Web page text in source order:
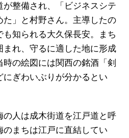
整備され、「ビジネスシテ
た」と村野さん。主導したの
知られる大久保長安。まち
まれ、守るに適した地に形成
の絵図には関西の銘酒「剣
ぎわいぶりが分かるとい
の人は成木街道を江戸道と呼
まちは江戸に直結してい